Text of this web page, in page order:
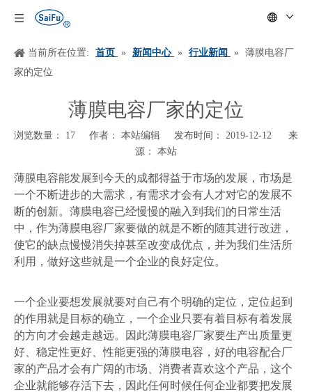
当前所在位置: 首页 » 新闻中心 » 行业新闻 »
薄膜电容厂
家的定位
薄膜电容厂家的定位
浏览数量： 17 作者： 本站编辑 发布时间： 2019-12-12 来
源： 本站
["wechat","weibo","qzone","douban","email"]
薄膜电容能发展到今天的成都得益于市场的发展，市场是
一个不断进步的大需求，有需求才会有人才对它的发展不
断的创新。薄膜电容已经慢慢的融入到我们的日常生活
中，作为薄膜电容厂家要做的就是不断的随其进行改进，
使它的缺点慢慢消失掉甚至改变成优点，并为我们生活所
利用，做好这些就是一个企业的良好定位。
一个企业要想发展就要对自己有个明确的定位，定位起到
的作用就是目标的确立，一个企业只要有着目标有着发展
的方向才会越走越远。因此薄膜电容厂家要生产出质量更
好、稳定性更好、性能更强的薄膜电容，好的电容配合厂
家的产品才会有广阔的市场、消费者喜欢这个产品，这个
企业就能够存活下去，因此任何时候任何企业都要把发展